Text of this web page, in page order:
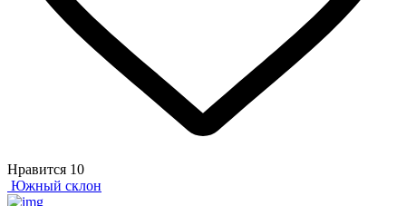
Нравится 10
Южный склон